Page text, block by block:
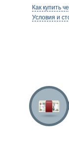
Как купить
Условия и